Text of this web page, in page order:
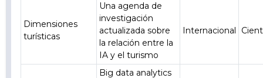
Dimensiones
turísticas
Una agenda de
investigación
actualizada sobre
la relación entre la
IA y el turismo
Internacional
Big data analytics